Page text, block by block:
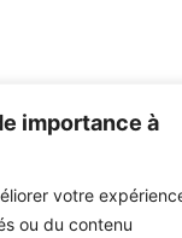
importance à
votre
ou du contenu